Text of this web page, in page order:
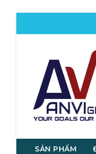
SẢN PHẨM